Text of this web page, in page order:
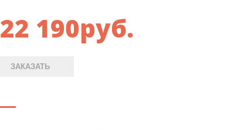
22 190руб.
ЗАКАЗАТЬ